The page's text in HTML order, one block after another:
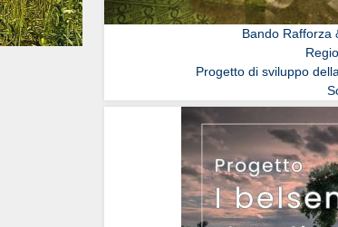
Bando Rafforza
Progetto di sviluppo